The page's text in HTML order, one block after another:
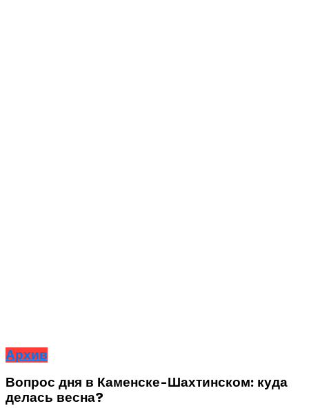
Архив
Вопрос дня в Каменске-Шахтинском: куда
делась весна?